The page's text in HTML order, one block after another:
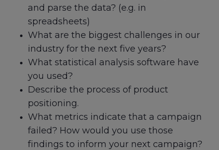
and parse the data? (e.g. in
spreadsheets)
What are the biggest challenges in our
industry for the next five years?
What statistical analysis software have
you used?
Describe the process of product
positioning.
What metrics indicate that a campaign
failed? How would you use those
findings to inform your next campaign?